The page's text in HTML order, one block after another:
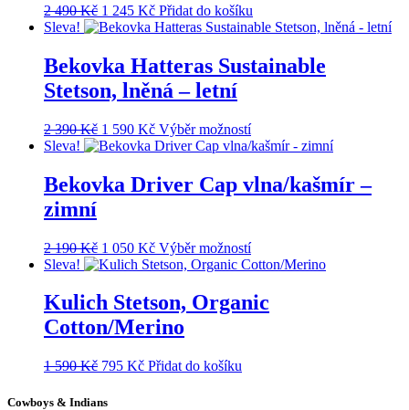
2 490Kč Původní
cena
2
490 Kč.
1 245 KčAktuální
cena
1
245 Kč.
Přidat do košíku
Sleva!
Bekovka Hatteras Sustainable
Stetson, lněná – letní
2 390Kč Původní
cena
2
390 Kč.
1 590 KčAktuální
cena
1
590 Kč.
Výběr možnostíTento
produkt
více
variant.
vybrat
na
stránce
produktu
Sleva!
Bekovka Driver Cap vlna/kašmír –
zimní
2 190Kč Původní
cena
2
190 Kč.
1 050 KčAktuální
cena
1
050 Kč.
Výběr možnostíTento
produkt
více
variant.
Sleva!
Kulich Stetson, Organic
Cotton/Merino
1 590Kč Původní
byla:
795 KčAktuální
Přidat do košíku
Cowboys & Indians